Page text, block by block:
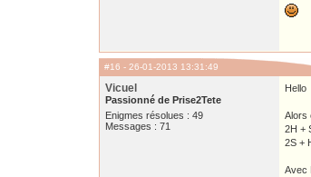
#16 - 26-01-2013 13:31:49
Vicuel
Passionné de Prise2Tete
Enigmes résolues : 49
Messages : 71
Hello
Alors
2H +
2S +
Avec